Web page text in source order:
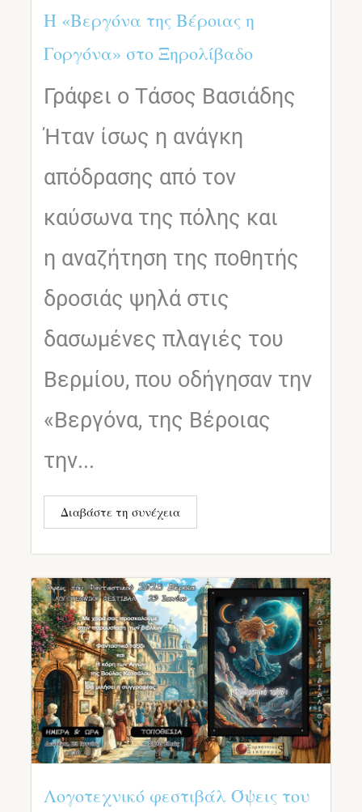
Η «Βεργόνα της Βέροιας η
Γοργόνα» στο Ξηρολίβαδο
Γράφει ο Τάσος Βασιάδης
Ήταν ίσως η ανάγκη
απόδρασης από τον
καύσωνα της πόλης και
η αναζήτηση της ποθητής
δροσιάς ψηλά στις
δασωμένες πλαγιές του
Βερμίου, που οδήγησαν την
«Βεργόνα, της Βέροιας
την...
Διαβάστε τη συνέχεια
Λογοτεχνικό φεστιβάλ Όψεις του